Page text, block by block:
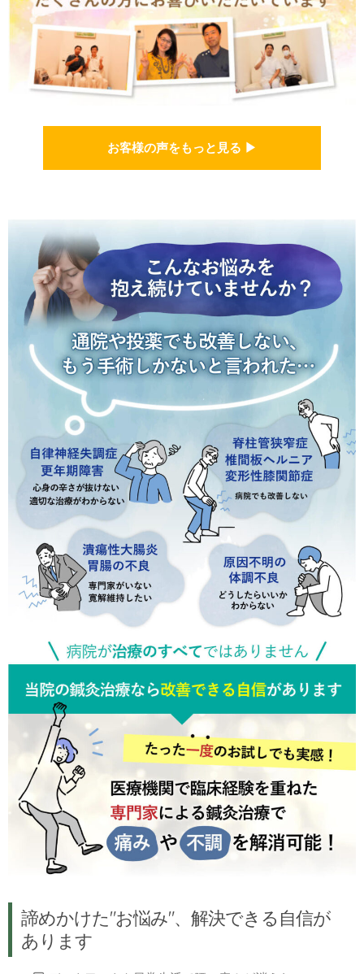
お客様の声をもっと見る ▶︎
諦めかけた"お悩み"、 解決できる自信が
あります